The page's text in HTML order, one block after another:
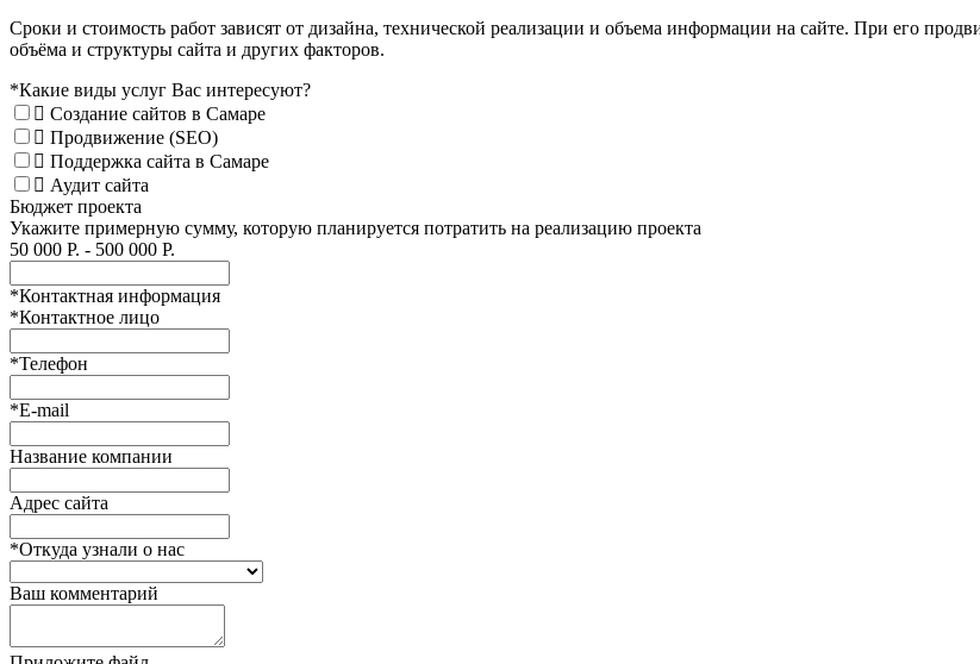
Сроки и стоимость работ зависят от дизайна, технической реализации и объема информации на сайте. При его
объёма и структуры сайта и других факторов.
*Какие виды услуг Вас интересуют?
Создание сайтов в Самаре
Продвижение (SEO)
Поддержка сайта в Самаре
Аудит сайта
Бюджет проекта
Укажите примерную сумму, которую планируется потратить на реализацию проекта
50 000 Р. - 500 000 Р.
*Контактная информация
*Контактное лицо
*Телефон
*E-mail
Название компании
Адрес сайта
*Откуда узнали о нас
Ваш комментарий